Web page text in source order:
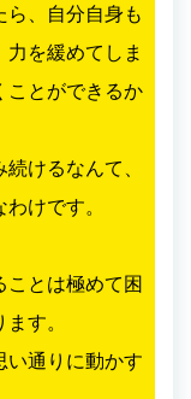
ら、自分自身も
を緩めてしま
ことができるか
けるなんて、
けです。
ことは極めて困
す。
い通りに動かす